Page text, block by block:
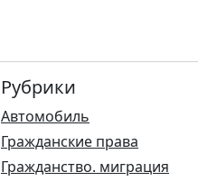
Рубрики
Автомобиль
Гражданские права
Гражданство. миграция